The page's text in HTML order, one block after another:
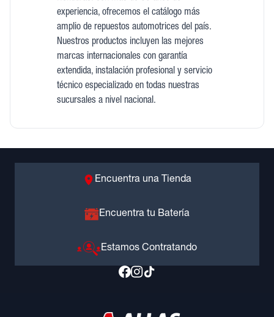
experiencia, ofrecemos el catálogo más
amplio de repuestos automotrices del país.
Nuestros productos incluyen las mejores
marcas internacionales con garantía
extendida, instalación profesional y servicio
técnico especializado en todas nuestras
sucursales a nivel nacional.
Encuentra una Tienda
Encuentra tu Batería
Estamos Contratando